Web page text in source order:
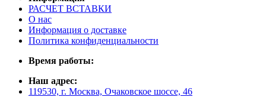
РАСЧЕТ ВСТАВКИ
О нас
Информация о доставке
Политика конфиденциальности
Время работы:
Наш адрес:
119530, г. Москва, Очаковское шоссе, 46